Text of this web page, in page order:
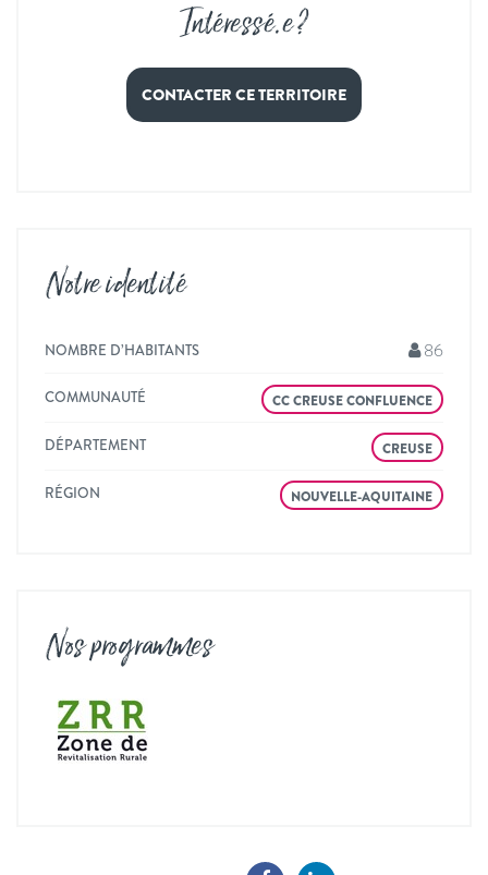
Intéressé.e ?
CONTACTER CE TERRITOIRE
Notre identité
NOMBRE D’HABITANTS 86
COMMUNAUTÉ CC CREUSE CONFLUENCE
DÉPARTEMENT CREUSE
RÉGION NOUVELLE-AQUITAINE
Nos programmes